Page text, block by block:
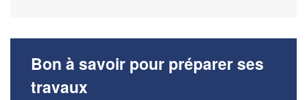
Bon à savoir pour préparer ses
travaux